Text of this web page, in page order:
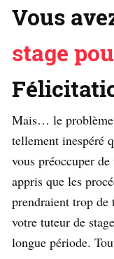
Vous
stage
Mais… le problème
tellement inespéré
vous préoccuper
appris que les
prendraient trop de
votre tuteur de
longue période.